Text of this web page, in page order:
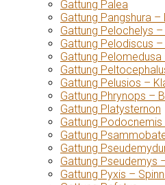
Gattung Palea
Gattung Pangshura
Gattung Pelochelys
Gattung Pelodiscus
Gattung
Gattung
Gattung Pelusios –
Gattung Phrynops –
Gattung Platysternon
Gattung
Gattung
Gattung
Gattung Pseudemys
Gattung Pyxis –